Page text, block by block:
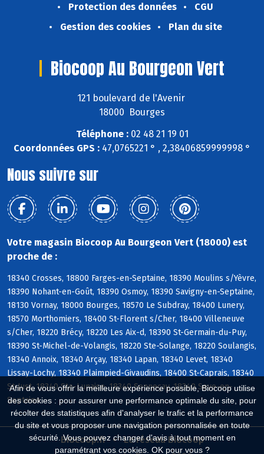
Afin de vous offrir la meilleure expérience possible, Biocoop utilise
des cookies : pour assurer une performance optimale du site, pour
récolter des statistiques afin d'analyser le trafic et la performance
du site et vous proposer une navigation personnalisée en toute
sécurité. Vous pouvez changer d'avis à tout moment en
paramétrant vos cookies. OK pour vous ?
Protection des données
CGU
Gestion des cookies
Plan du site
Biocoop Au Bourgeon Vert
121 boulevard de l'Avenir
18000 Bourges
Téléphone :02 48 21 19 01
Coordonnées GPS : 47,0765221 ° , 2,38406859999998 °
Nous suivre sur
Votre magasin Biocoop Au Bourgeon Vert (18000) est
proche de :
18340 Crosses, 18800 Farges-en-Septaine, 18390 Moulins s/Yèvre,
18390 Nohant-en-Goût, 18390 Osmoy, 18390 Savigny-en-Septaine,
18130 Vornay, 18000 Bourges, 18570 Le Subdray, 18400 Lunery,
18570 Morthomiers, 18400 St-Florent s/Cher, 18400 Villeneuve
s/Cher, 18220 Brécy, 18220 Les Aix-d, 18390 St-Germain-du-Puy,
18390 St-Michel-de-Volangis, 18220 Ste-Solange, 18220 Soulangis,
18340 Annoix, 18340 Arçay, 18340 Lapan, 18340 Levet, 18340
Lissay-Lochy, 18340 Plaimpied-Givaudins, 18400 St-Caprais, 18340
St-Just, 18340 Ste-Lunaise, 18340 Senneçay, 18340 Soye-en-
Septaine
Biocoop.fr
Le réseau Biocoop